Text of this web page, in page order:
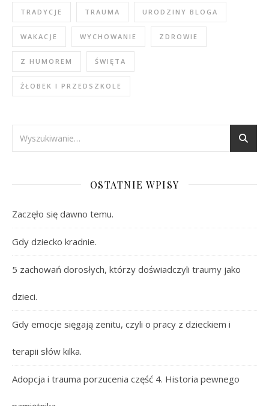
TRADYCJE TRAUMA URODZINY BLOGA
WAKACJE WYCHOWANIE ZDROWIE
Z HUMOREM ŚWIĘTA
ŻŁOBEK I PRZEDSZKOLE
OSTATNIE WPISY
Zaczęło się dawno temu.
Gdy dziecko kradnie.
5 zachowań dorosłych, którzy doświadczyli traumy jako
dzieci.
Gdy emocje sięgają zenitu, czyli o pracy z dzieckiem i
terapii słów kilka.
Adopcja i trauma porzucenia część 4. Historia pewnego